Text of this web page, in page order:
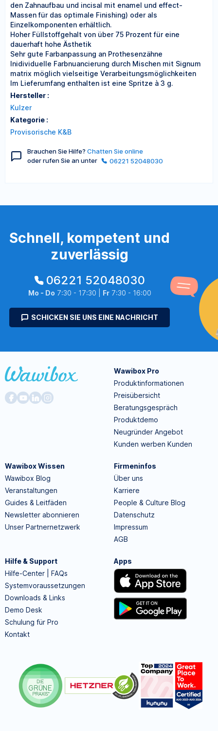
den Zahnaufbau und incisal mit enamel und effect-
Massen für das optimale Finishing) oder als
Einzelkomponenten erhältlich.
Hoher Füllstoffgehalt von über 75 Prozent für eine
dauerhaft hohe Ästhetik
Sehr gute Farbanpassung an Prothesenzähne
Inidividuelle Farbnuancierung durch Mischen mit Signum
matrix möglich vielseitige Verarbeitungsmöglichkeiten
Im Lieferumfang enthalten ist eine Spritze à 3 g.
Hersteller :
Kulzer
Kategorie :
Provisorische K&B
Brauchen Sie Hilfe? Chatten Sie online
oder rufen Sie an unter
06221 52048030
Schnell, kompetent und
zuverlässig
06221 52048030
Mo - Do 7:30 - 17:30 | Fr7:30 - 16:00
SCHICKEN SIE UNS EINE NACHRICHT
Wawibox Pro
Produktinformationen
Preisübersicht
Beratungsgespräch
Produktdemo
Neugründer Angebot
Kunden werben Kunden
Wawibox Wissen
Wawibox Blog
Veranstaltungen
Guides & Leitfäden
Newsletter abonnieren
Unser Partnernetzwerk
Firmeninfos
Über uns
Karriere
People & Culture Blog
Datenschutz
Impressum
AGB
Hilfe & Support
Hilfe-Center | FAQs
Systemvoraussetzungen
Downloads & Links
Demo Desk
Schulung für Pro
Kontakt
Apps